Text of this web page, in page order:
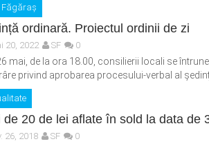
Făgăraș
ordinară. Proiectul ordinii de zi
20, 2022 SF 0
mai, de la ora 18.00, consilierii locali se
privind aprobarea procesului-verbal al
de 20 de lei aflate în sold la data de
26, 2018 SF 0